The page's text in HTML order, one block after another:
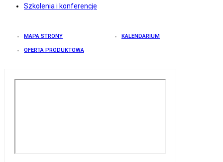
Szkolenia i konferencje
MAPA STRONY KALENDARIUM
OFERTA PRODUKTOWA